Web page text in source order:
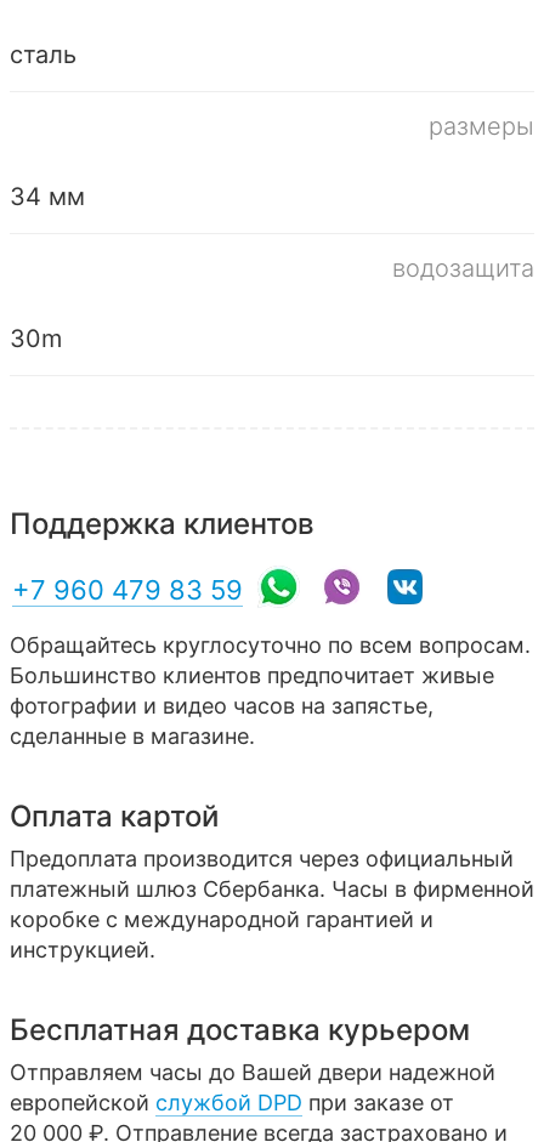
сталь
размеры
34 мм
водозащита
30m
Поддержка клиентов
+7 960 479 83 59
Обращайтесь круглосуточно по всем вопросам.
Большинство клиентов предпочитает живые
фотографии и видео часов на запястье,
сделанные в магазине.
Оплата картой
Предоплата производится через официальный
платежный шлюз Сбербанка. Часы в фирменной
коробке с международной гарантией и
инструкцией.
Бесплатная доставка курьером
Отправляем часы до Вашей двери надежной
европейской службой DPD при заказе от
20 000 ₽. Отправление всегда застраховано и